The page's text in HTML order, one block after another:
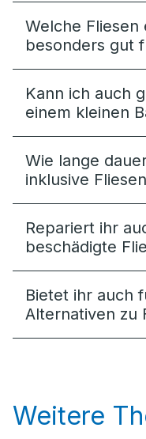
Welche Fliesen
besonders gut
Kann ich auch
einem kleinen
Wie lange
inklusive
Repariert ihr
beschädigte
Bietet ihr auch
Alternativen zu
Weitere